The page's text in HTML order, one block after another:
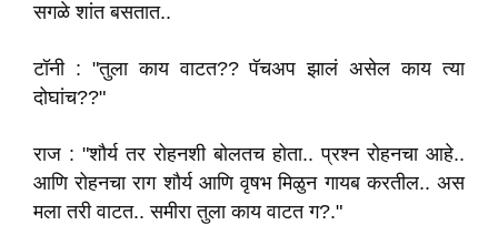
सगळे शांत बसतात..
टॉनी : "तुला काय वाटत?? पॅचअप झालं असेल काय त्या
दोघांच??"
राज : "शौर्य तर रोहनशी बोलतच होता.. प्रश्न रोहनचा आहे..
आणि रोहनचा राग शौर्य आणि वृषभ मिळुन गायब करतील.. अस
मला तरी वाटत.. समीरा तुला काय वाटत ग?."